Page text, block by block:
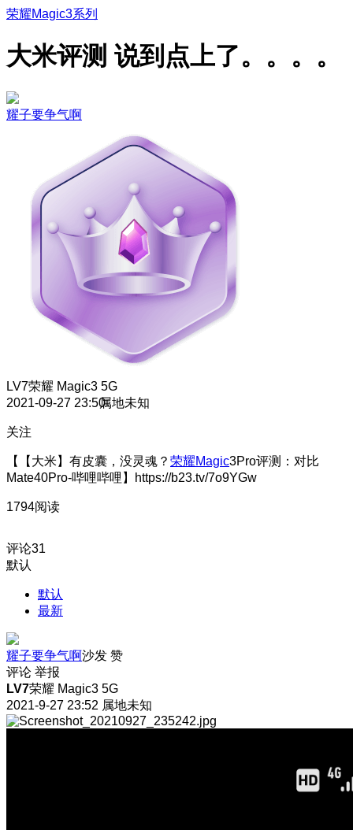
荣耀Magic3系列
大米评测 说到点上了。。。。
耀子要争气啊
LV7荣耀 Magic3 5G
2021-09-27 23:50属地未知
关注
【【大米】有皮囊，没灵魂？ 荣耀Magic3Pro评测：对比
Mate40Pro-哔哩哔哩】https://b23.tv/7o9YGw
1794阅读
评论31
默认
默认
最新
耀子要争气啊沙发 赞
评论 举报
LV7荣耀 Magic3 5G
2021-9-27 23:52 属地未知